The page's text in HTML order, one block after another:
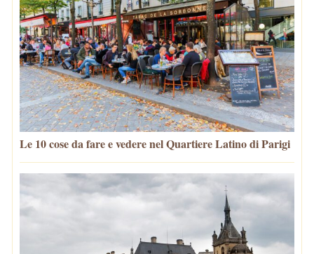
Le 10 cose da fare e vedere nel Quartiere Latino di Parigi